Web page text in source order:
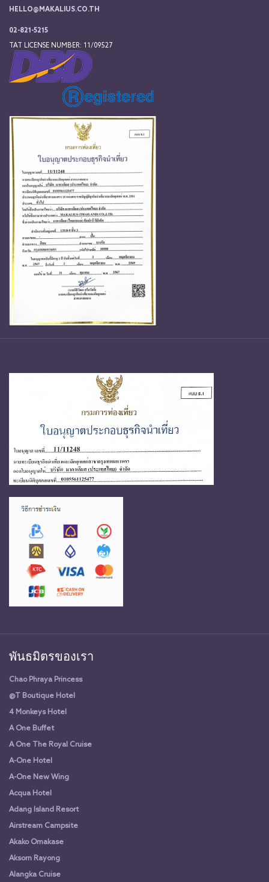
HELLO@MAKALIUS.CO.TH
02-821-5215
TAT LICENSE NUMBER: 11/09527
พันธมิตรของเรา
Chao Phraya Princess
@T Boutique Hotel
4 Monkeys Hotel
A One Buffet
A One The Royal Cruise
A-One Hotel
A-One New Wing
Acqua Hotel
Adang Island Resort
Airstream Campsite
Akako Omakase
Aksorn Rayong
Alangka Cruise